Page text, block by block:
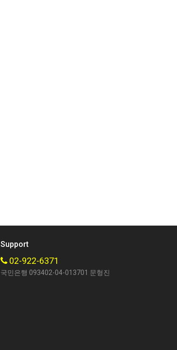
Support
02-922-6371
국민은행 093402-04-013701 문형진